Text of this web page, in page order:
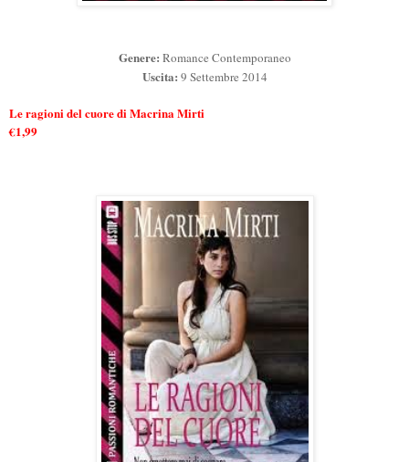
Genere: Romance Contemporaneo
Uscita: 9 Settembre 2014
Le ragioni del cuore di Macrina Mirti
€1,99